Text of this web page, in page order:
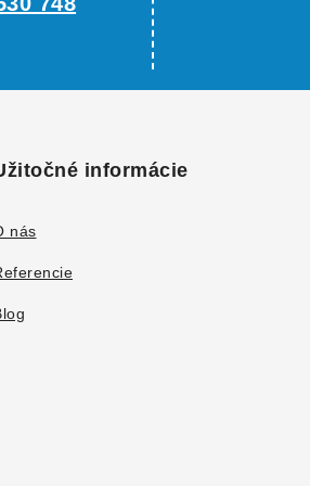
informácie
nás